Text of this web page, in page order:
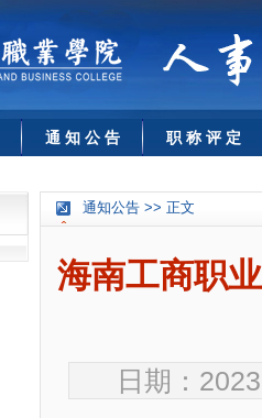
通 知 公 告 职 称 评 定
通知公告 >> 正文
海南工商职
日期：